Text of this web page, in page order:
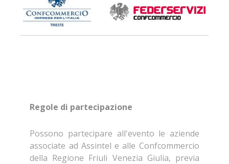
Regole di partecipazione
Possono partecipare all'evento le aziende
associate ad Assintel e alle Confcommercio
della Regione Friuli Venezia Giulia, previa